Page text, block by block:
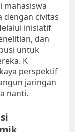
mahasiswa
dengan civitas
inisiatif
dan
untuk
K
perspektif
jaringan
nanti.